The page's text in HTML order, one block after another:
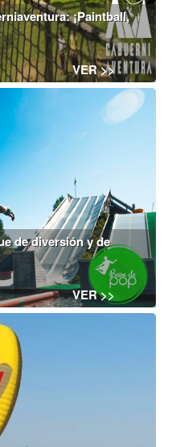
¡Paintball,
VER >>
de diversión y de
VER >>